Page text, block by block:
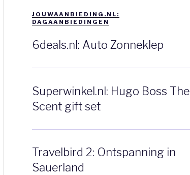
JOUWAANBIEDING.NL:
DAGAANBIEDINGEN
6deals.nl: Auto Zonneklep
Superwinkel.nl: Hugo Boss The
Scent gift set
Travelbird 2: Ontspanning in
Sauerland